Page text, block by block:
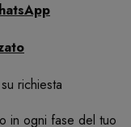
su richiesta
in ogni fase del tuo